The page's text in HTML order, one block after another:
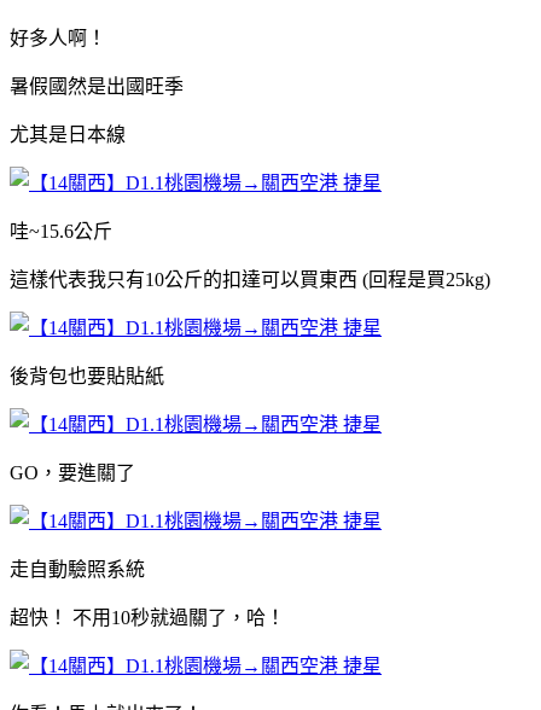
好多人啊！
暑假國然是出國旺季
尤其是日本線
哇~15.6公斤
這樣代表我只有10公斤的扣達可以買東西 (回程是買25kg)
後背包也要貼貼紙
GO，要進關了
走自動驗照系統
超快！ 不用10秒就過關了，哈！